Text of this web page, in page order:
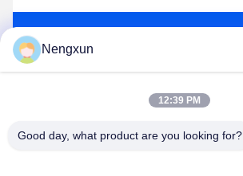
Nengxun
12:39 PM
Good day, what product are you looking for?